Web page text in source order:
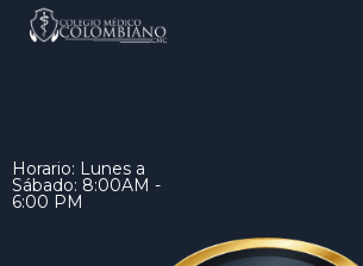
Horario: Lunes a
Sábado: 8:00AM -
6:00 PM